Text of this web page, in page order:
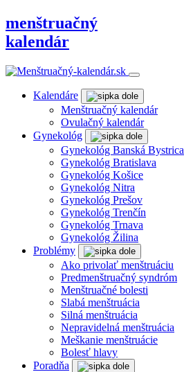
menštruačný
kalendár
Kalendáre
Menštruačný kalendár
Ovulačný kalendár
Gynekológ
Gynekológ Banská Bystrica
Gynekológ Bratislava
Gynekológ Košice
Gynekológ Nitra
Gynekológ Prešov
Gynekológ Trenčín
Gynekológ Trnava
Gynekológ Žilina
Problémy
Ako privolať menštruáciu
Predmenštruačný syndróm
Menštruačné bolesti
Slabá menštruácia
Silná menštruácia
Nepravidelná menštruácia
Meškanie menštruácie
Bolesť hlavy
Poradňa